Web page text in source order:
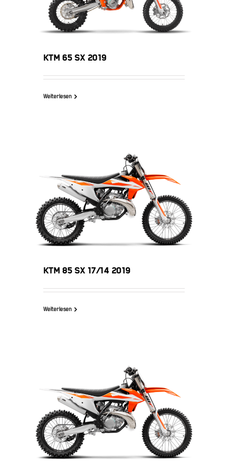
KTM 65 SX 2019
Weiterlesen
KTM 85 SX 17/14 2019
KTM 85 SX 17/14 2019
Weiterlesen
KTM 85 SX 19/16 2019